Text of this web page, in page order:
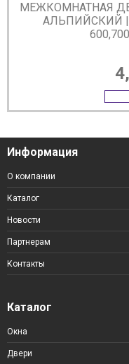
МЕЖКОМНАТНАЯ
АЛЬПИЙСКИЙ
Информация
О компании
Каталог
Новости
Партнерам
Контакты
Каталог
Окна
Двери